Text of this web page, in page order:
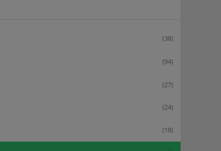
(38)
(94)
(27)
(24)
(18)